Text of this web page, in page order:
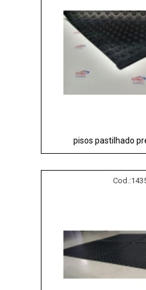
pisos pastilhado
Cod.: